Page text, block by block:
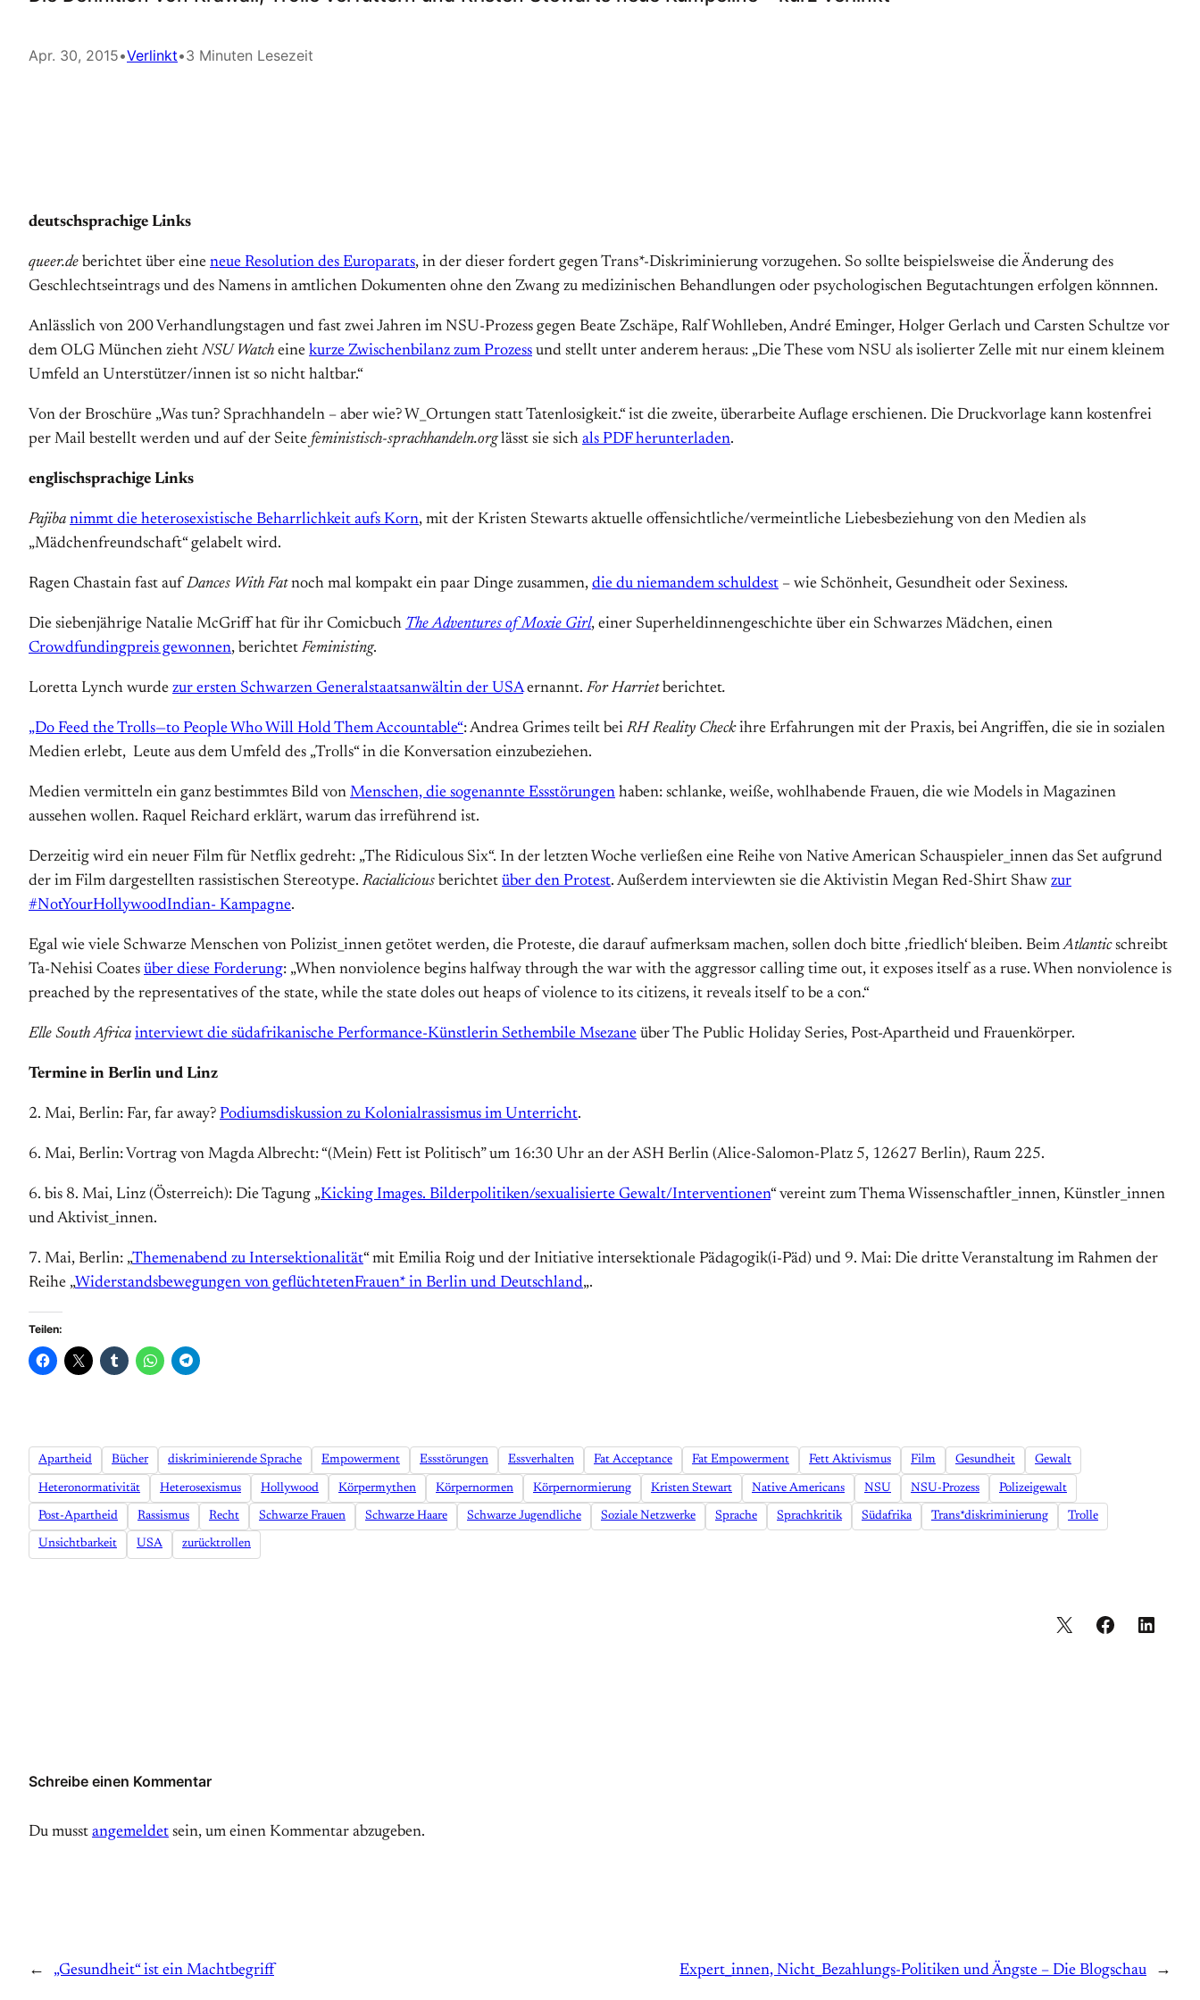
Apr. 30, 2015•Verlinkt•3 Minuten Lesezeit
deutschsprachige Links
queer.de berichtet über eine neue Resolution des Europarats, in der dieser fordert gegen Trans*-Diskriminierung vorzugehen. So sollte beispielsweise die Änderung des
Geschlechtseintrags und des Namens in amtlichen Dokumenten ohne den Zwang zu medizinischen Behandlungen oder psychologischen Begutachtungen erfolgen könnnen.
Anlässlich von 200 Verhandlungstagen und fast zwei Jahren im NSU-Prozess gegen Beate Zschäpe, Ralf Wohlleben, André Eminger, Holger Gerlach und Carsten Schultze vor
dem OLG München zieht NSU Watch eine kurze Zwischenbilanz zum Prozess und stellt unter anderem heraus: „Die These vom NSU als isolierter Zelle mit nur einem kleinem
Umfeld an Unterstützer/innen ist so nicht haltbar.“
Von der Broschüre „Was tun? Sprachhandeln – aber wie? W_Ortungen statt Tatenlosigkeit.“ ist die zweite, überarbeite Auflage erschienen. Die Druckvorlage kann kostenfrei
per Mail bestellt werden und auf der Seite feministisch-sprachhandeln.orglässt sie sich als PDF herunterladen.
englischsprachige Links
Pajiba nimmt die heterosexistische Beharrlichkeit aufs Korn, mit der Kristen Stewarts aktuelle offensichtliche/vermeintliche Liebesbeziehung von den Medien als
„Mädchenfreundschaft“ gelabelt wird.
Ragen Chastain fast auf Dances With Fatnoch mal kompakt ein paar Dinge zusammen, die du niemandem schuldest – wie Schönheit, Gesundheit oder Sexiness.
Die siebenjährige Natalie McGriff hat für ihr Comicbuch The Adventures of Moxie Girl, einer Superheldinnengeschichte über ein Schwarzes Mädchen, einen
Crowdfundingpreis gewonnen, berichtet Feministing.
Loretta Lynch wurde zur ersten Schwarzen Generalstaatsanwältin der USAernannt. For Harrietberichtet.
„Do Feed the Trolls—to People Who Will Hold Them Accountable“: Andrea Grimes teilt bei RH Reality Checkihre Erfahrungen mit der Praxis, bei Angriffen, die sie in sozialen
Medien erlebt, Leute aus dem Umfeld des „Trolls“ in die Konversation einzubeziehen.
Medien vermitteln ein ganz bestimmtes Bild von Menschen, die sogenannte Essstörungen haben: schlanke, weiße, wohlhabende Frauen, die wie Models in Magazinen
aussehen wollen. Raquel Reichard erklärt, warum das irreführend ist.
Derzeitig wird ein neuer Film für Netflix gedreht: „The Ridiculous Six“. In der letzten Woche verließen eine Reihe von Native American Schauspieler_innen das Set aufgrund
der im Film dargestellten rassistischen Stereotype. Racialicious berichtet über den Protest. Außerdem interviewten sie die Aktivistin Megan Red-Shirt Shaw zur
#NotYourHollywoodIndian- Kampagne.
Egal wie viele Schwarze Menschen von Polizist_innen getötet werden, die Proteste, die darauf aufmerksam machen, sollen doch bitte ‚friedlich‘ bleiben. BeimAtlanticschreibt
Ta-Nehisi Coates über diese Forderung: „When nonviolence begins halfway through the war with the aggressor calling time out, it exposes itself as a ruse. When nonviolence is
preached by the representatives of the state, while the state doles out heaps of violence to its citizens, it reveals itself to be a con.“
Elle South Africa interviewt die südafrikanische Performance-Künstlerin Sethembile Msezane über The Public Holiday Series, Post-Apartheid und Frauenkörper.
Termine in Berlin und Linz
2. Mai, Berlin: Far, far away? Podiumsdiskussion zu Kolonialrassismus im Unterricht.
6. Mai, Berlin: Vortrag von Magda Albrecht: “(Mein) Fett ist Politisch” um 16:30 Uhr an der ASH Berlin (Alice-Salomon-Platz 5, 12627 Berlin), Raum 225.
6. bis 8. Mai, Linz (Österreich): Die Tagung „Kicking Images. Bilderpolitiken/sexualisierte Gewalt/Interventionen“ vereint zum Thema Wissenschaftler_innen, Künstler_innen
und Aktivist_innen.
7. Mai, Berlin: „Themenabend zu Intersektionalität“ mit Emilia Roig und der Initiative intersektionale Pädagogik(i-Päd) und 9. Mai: Die dritte Veranstaltung im Rahmen der
Reihe „Widerstandsbewegungen von geflüchtetenFrauen* in Berlin und Deutschland„.
Teilen:
Apartheid Bücher diskriminierende Sprache Empowerment Essstörungen Essverhalten Fat Acceptance Fat Empowerment Fett Aktivismus Film Gesundheit Gewalt
Heteronormativität Heterosexismus Hollywood Körpermythen Körpernormen Körpernormierung Kristen Stewart Native Americans NSU NSU-Prozess Polizeigewalt
Post-Apartheid Rassismus Recht Schwarze Frauen Schwarze Haare Schwarze Jugendliche Soziale Netzwerke Sprache Sprachkritik Südafrika Trans*diskriminierung Trolle
Unsichtbarkeit USA zurücktrollen
Schreibe einen Kommentar
Du musst angemeldet sein, um einen Kommentar abzugeben.
← „Gesundheit“ ist ein Machtbegriff Expert_innen, Nicht_Bezahlungs-Politiken und Ängste – Die Blogschau →